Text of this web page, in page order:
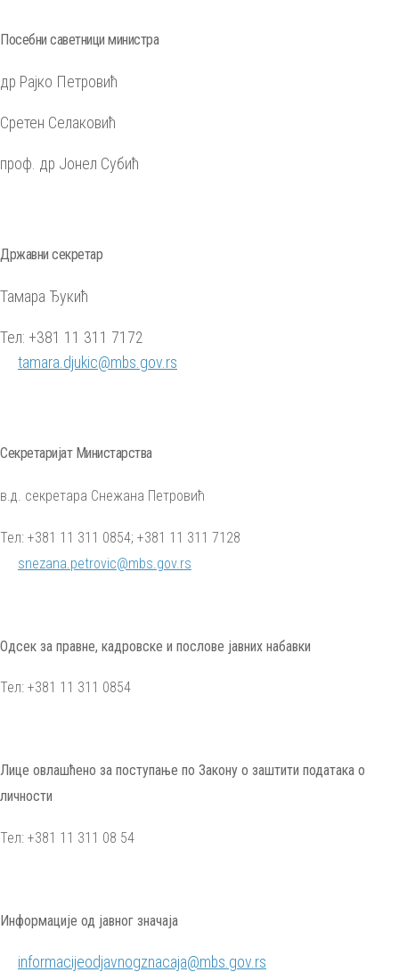
Посебни саветници министра
др Рајко Петровић
Сретен Селаковић
проф. др Јонел Субић
Државни секретар
Тамара Ђукић
Тел: +381 11 311 7172
tamara.djukic@mbs.gov.rs
Секретаријат Министарства
в.д. секретара Снежана Петровић
Тел: +381 11 311 0854; +381 11 311 7128
snezana.petrovic@mbs.gov.rs
Одсек за правне, кадровске и послове јавних набавки
Тел: +381 11 311 0854
Лице овлашћено за поступање по Закону о заштити података о
личности
Тел: +381 11 311 08 54
Информације од јавног значаја
informacijeodjavnogznacaja@mbs.gov.rs